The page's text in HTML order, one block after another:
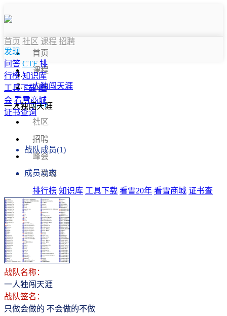
首页
课程
问答
CTF
社区
招聘
峰会
发现
排行榜 知识库 工具下载 看雪20年 看雪商城 证书查
登录 注册
首页 社区 课程 招聘
发现
问答 CTF 排
行榜 知识库
工具下载 峰
会 看雪商城
证书查询
一人独闯天涯
一人独闯天涯
战队信息
战队成员(1)
成员动态
战队名称：
一人独闯天涯
战队签名：
只做会做的 不会做的不做